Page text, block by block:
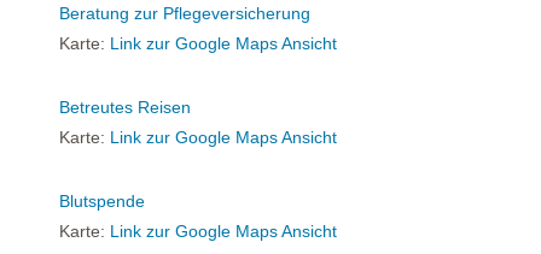
Beratung zur Pflegeversicherung
Karte: Link zur Google Maps Ansicht
Betreutes Reisen
Karte: Link zur Google Maps Ansicht
Blutspende
Karte: Link zur Google Maps Ansicht